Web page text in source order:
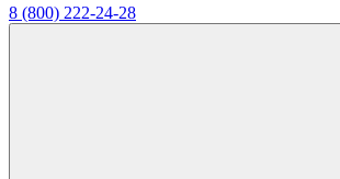
8 (800) 222-24-28